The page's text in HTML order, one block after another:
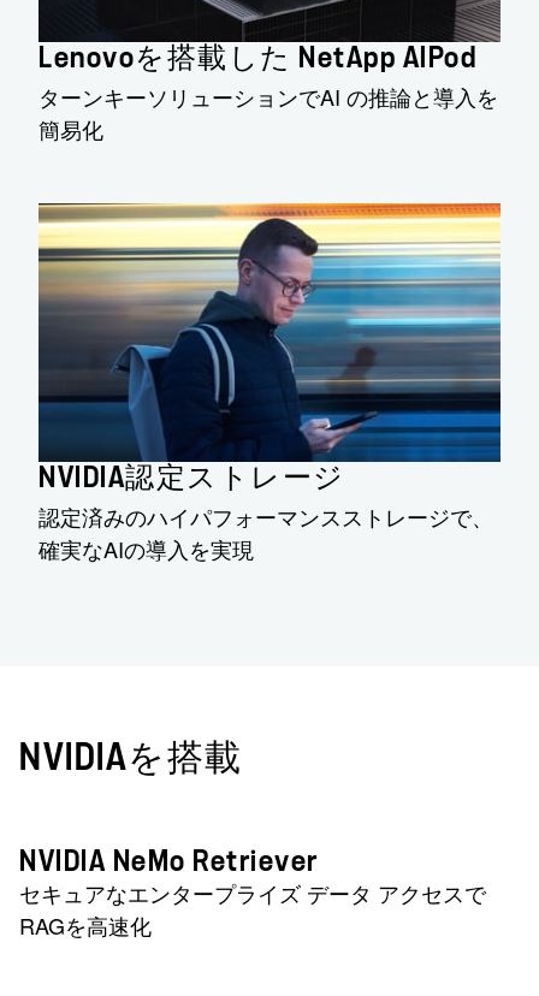
Lenovoを搭載した NetApp AlPod
ターンキーソリューションでAI の推論と導入を
簡易化
NVIDIA認定ストレージ
認定済みのハイパフォーマンスストレージで、
確実なAIの導入を実現
NVIDIAを搭載
NVIDIA NeMo Retriever
セキュアなエンタープライズ データ アクセスで
RAGを高速化